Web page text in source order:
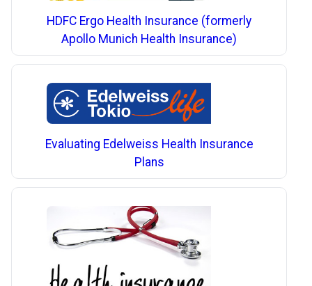
HDFC Ergo Health Insurance (formerly
Apollo Munich Health Insurance)
Evaluating Edelweiss Health Insurance
Plans